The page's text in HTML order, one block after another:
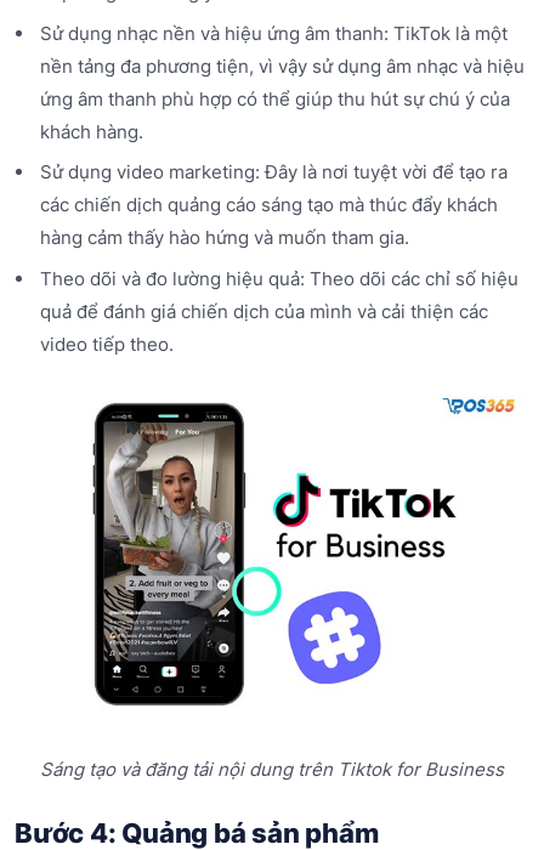
Sử dụng nhạc nền và hiệu ứng âm thanh: TikTok là một
nền tảng đa phương tiện, vì vậy sử dụng âm nhạc và hiệu
ứng âm thanh phù hợp có thể giúp thu hút sự chú ý của
khách hàng.
Sử dụng video marketing: Đây là nơi tuyệt vời để tạo ra
các chiến dịch quảng cáo sáng tạo mà thúc đẩy khách
hàng cảm thấy hào hứng và muốn tham gia.
Theo dõi và đo lường hiệu quả: Theo dõi các chỉ số hiệu
quả để đánh giá chiến dịch của mình và cải thiện các
video tiếp theo.
Sáng tạo và đăng tải nội dung trên Tiktok for Business
Bước 4: Quảng bá sản phẩm